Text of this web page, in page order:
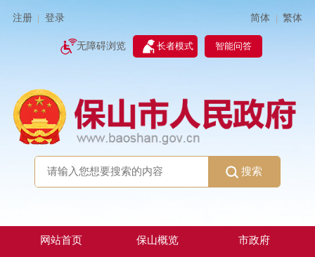
注册 登录 简体 | 繁体
无障碍浏览 长者模式 智能问答
搜索
网站首页 保山概览 市政府